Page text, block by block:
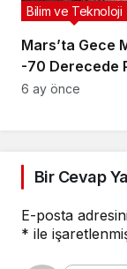
Mars’ta Gece
-70 Derecede
“Göz”
Bilim ve Teknoloji
6 ay önce
Bir Cevap
E-posta
* ile